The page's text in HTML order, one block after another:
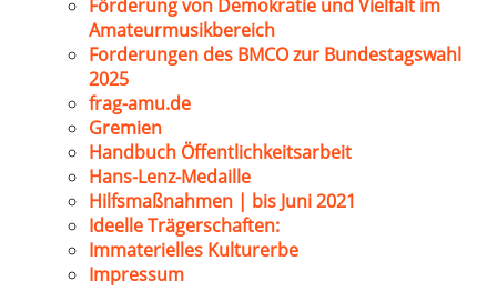
Förderung von Demokratie und Vielfalt im
Amateurmusikbereich
Forderungen des BMCO zur Bundestagswahl
2025
frag-amu.de
Gremien
Handbuch Öffentlichkeitsarbeit
Hans-Lenz-Medaille
Hilfsmaßnahmen | bis Juni 2021
Ideelle Trägerschaften:
Immaterielles Kulturerbe
Impressum